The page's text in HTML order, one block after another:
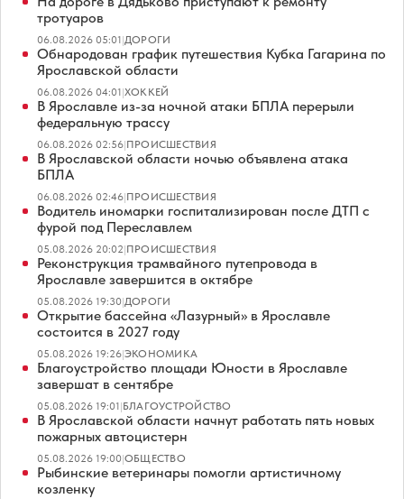
тротуаров
06.08.2026 05:01|ДОРОГИ
Обнародован график путешествия Кубка Гагарина по
Ярославской области
06.08.2026 04:01|ХОККЕЙ
В Ярославле из-за ночной атаки БПЛА перерыли
федеральную трассу
06.08.2026 02:56|ПРОИСШЕСТВИЯ
В Ярославской области ночью объявлена атака
БПЛА
06.08.2026 02:46|ПРОИСШЕСТВИЯ
Водитель иномарки госпитализирован после ДТП с
фурой под Переславлем
05.08.2026 20:02|ПРОИСШЕСТВИЯ
Реконструкция трамвайного путепровода в
Ярославле завершится в октябре
05.08.2026 19:30|ДОРОГИ
Открытие бассейна «Лазурный» в Ярославле
состоится в 2027 году
05.08.2026 19:26|ЭКОНОМИКА
Благоустройство площади Юности в Ярославле
завершат в сентябре
05.08.2026 19:01|БЛАГОУСТРОЙСТВО
В Ярославской области начнут работать пять новых
пожарных автоцистерн
05.08.2026 19:00|ОБЩЕСТВО
Рыбинские ветеринары помогли артистичному
козленку